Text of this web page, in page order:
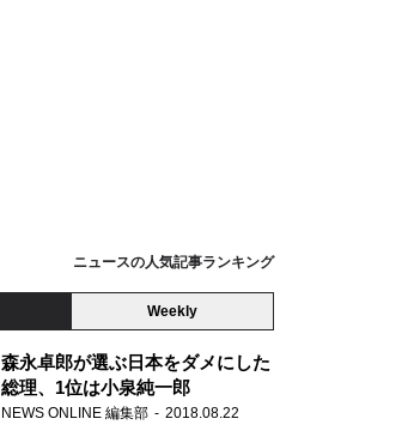
ニュースの人気記事ランキング
Weekly
森永卓郎が選ぶ日本をダメにした
総理、1位は小泉純一郎
NEWS ONLINE 編集部 2018.08.22